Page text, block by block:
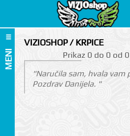
MENI
VIZIOSHOP / KRPICE
Prikаz 0 do 0 оd
"Naručila sam, hvala vam
Pozdrav Danijela. "